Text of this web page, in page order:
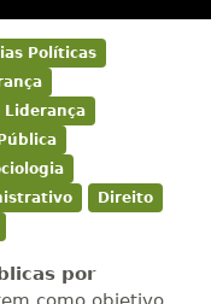
Políticas
Liderança
Direito
por